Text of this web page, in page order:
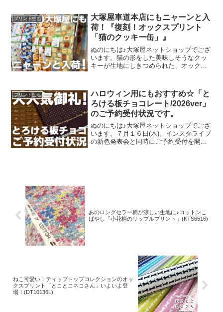
た「ペールピンク」の再販が、この度決
定いたしました。2026
プリント生地
大塚屋車道本店にもニャーンと入
荷！『復刻！オックスプリント
「猫のクッキー缶」』
ぬのにちは♪大塚屋ネットショップでござ
います。猫の形をした美味しそうなクッ
キーが生地にしきつめられた、オックス
した。ご予約をくださっていましたお客
様への発送が完了し、現
プリント生地
ハロウィン用にもおすすめ☆「と
ろける板チョコレート/2026ver」
のご予約受付状況です。
ぬのにちは♪大塚屋ネットショップでござ
います。７月１６日(木)。インスタライブ
の新色発表会と同時にご予約受付を開始
あのロングセラー柄が涼しい生地に♪コットンこ
ばやし「小花柄のリップルプリント」(KTS6516)
ねこ可愛い！ティップトップコレクションのオッ
クスプリント「とことこネコさん」いよいよ登
場！(DT10136L)